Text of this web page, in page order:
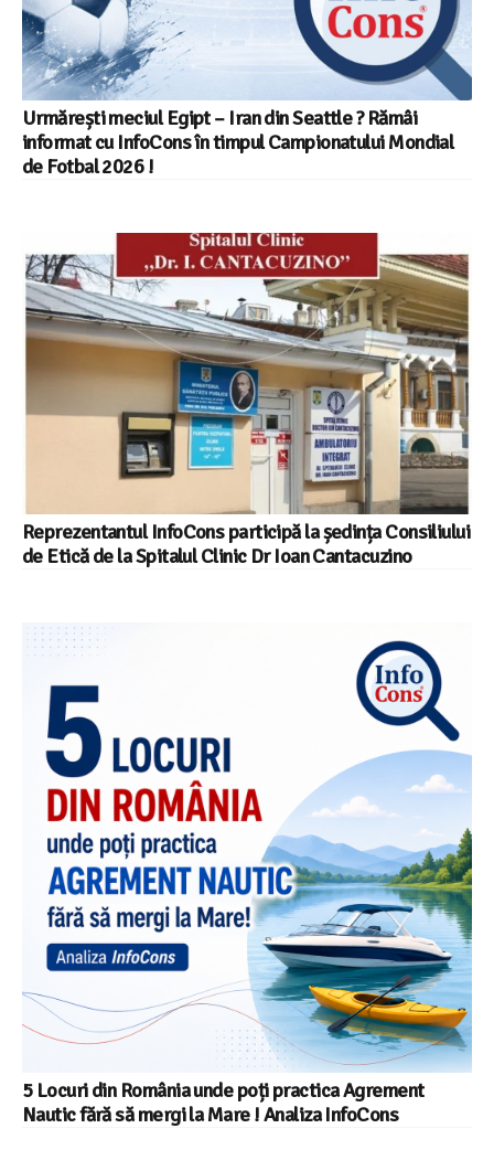
Urmărești meciul Egipt – Iran din Seattle ? Rămâi
informat cu InfoCons în timpul Campionatului Mondial
de Fotbal 2026 !
Reprezentantul InfoCons participă la ședința Consiliului
de Etică de la Spitalul Clinic Dr Ioan Cantacuzino
5 Locuri din România unde poți practica Agrement
Nautic fără să mergi la Mare ! Analiza InfoCons